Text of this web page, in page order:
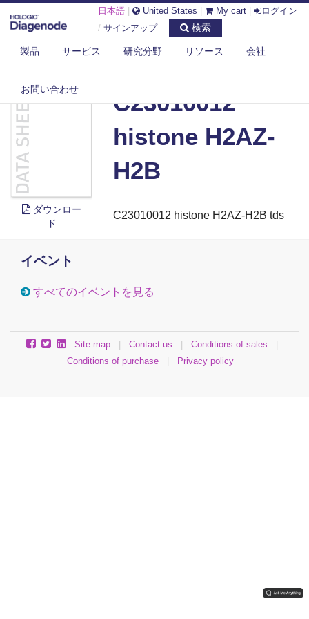
日本語 United States My cart
ログイン
/ サインアップ 検索
製品 サービス 研究分野 リソース 会社
お問い合わせ
DIAGENODE.COM DOCUMENTS C23010012 HISTONE H2AZ-H2B
ダウンロー
ド
C23010012
histone H2AZ-
H2B
C23010012 histone H2AZ-H2B tds
イベント
すべてのイベントを見る
Site map Contact us Conditions of sales
Conditions of purchase
Privacy policy